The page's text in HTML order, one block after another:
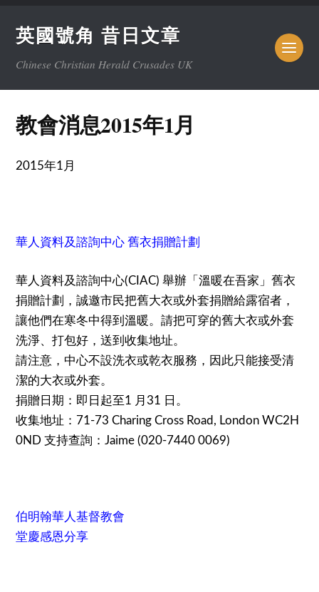
英國號角 昔日文章
Chinese Christian Herald Crusades UK
教會消息2015年1月
2015年1月
華人資料及諮詢中心 舊衣捐贈計劃
華人資料及諮詢中心(CIAC) 舉辦「溫暖在吾家」舊衣
捐贈計劃，誠邀市民把舊大衣或外套捐贈給露宿者，
讓他們在寒冬中得到溫暖。請把可穿的舊大衣或外套
洗淨、打包好，送到收集地址。
請注意，中心不設洗衣或乾衣服務，因此只能接受清
潔的大衣或外套。
捐贈日期：即日起至1 月31 日。
收集地址：71-73 Charing Cross Road, London WC2H
0ND 支持查詢：Jaime (020-7440 0069)
伯明翰華人基督教會
堂慶感恩分享